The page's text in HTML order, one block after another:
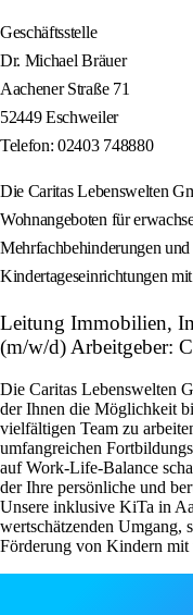
Geschäftsstelle
Dr. Michael Bräuer
Aachener Straße 71
52449 Eschweiler
Telefon: 02403 748880
Die Caritas Lebenswelten
Wohnangeboten für
Mehrfachbehinderungen
Kindertageseinrichtungen
Leitung Immobilien,
(m/w/d) Arbeitgeber:
Die Caritas Lebenswelten
der Ihnen die Möglichkeit
vielfältigen Team zu
umfangreichen
auf Work-Life-Balance
der Ihre persönliche und
Unsere inklusive KiTa in
wertschätzenden Umgang,
Förderung von Kindern mit